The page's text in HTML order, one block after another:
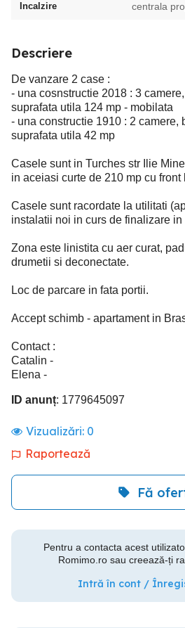
Incalzire centrala
Descriere
De vanzare 2 case :
- una cosnstructie 2018 : 3
suprafata utila 124 mp - mobilata
- una constructie 1910 : 2 camere,
suprafata utila 42 mp
Casele sunt in Turches str Ilie
in aceiasi curte de 210 mp cu front
Casele sunt racordate la utilitati
instalatii noi in curs de finalizare in
Zona este linistita cu aer curat,
drumetii si deconectate.
Loc de parcare in fata portii.
Accept schimb - apartament in
Contact :
Catalin -
Elena -
ID anunț: 1779645097
Vizualizări: 0
Raportează
Fă
Pentru a contacta acest
Romimo.ro sau creează-ți
Intră în cont /